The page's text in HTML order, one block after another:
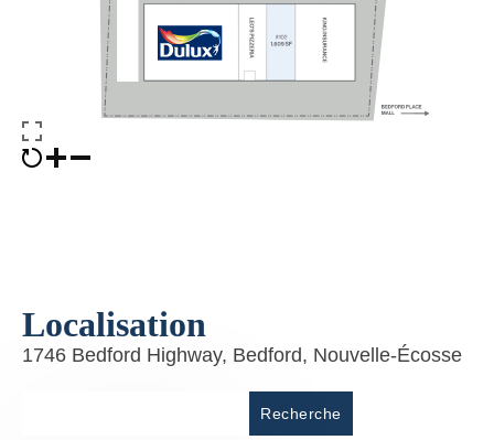
Localisation
1746 Bedford Highway, Bedford, Nouvelle-Écosse
Recherche